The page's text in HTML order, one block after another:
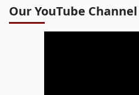
Our YouTube Channel